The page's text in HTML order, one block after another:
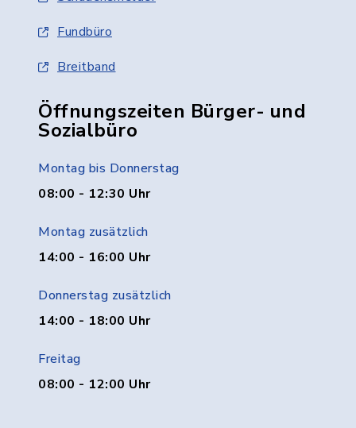
Fundbüro
Breitband
Öffnungszeiten Bürger- und
Sozialbüro
Montag bis Donnerstag
08:00 - 12:30 Uhr
Montag zusätzlich
14:00 - 16:00 Uhr
Donnerstag zusätzlich
14:00 - 18:00 Uhr
Freitag
08:00 - 12:00 Uhr